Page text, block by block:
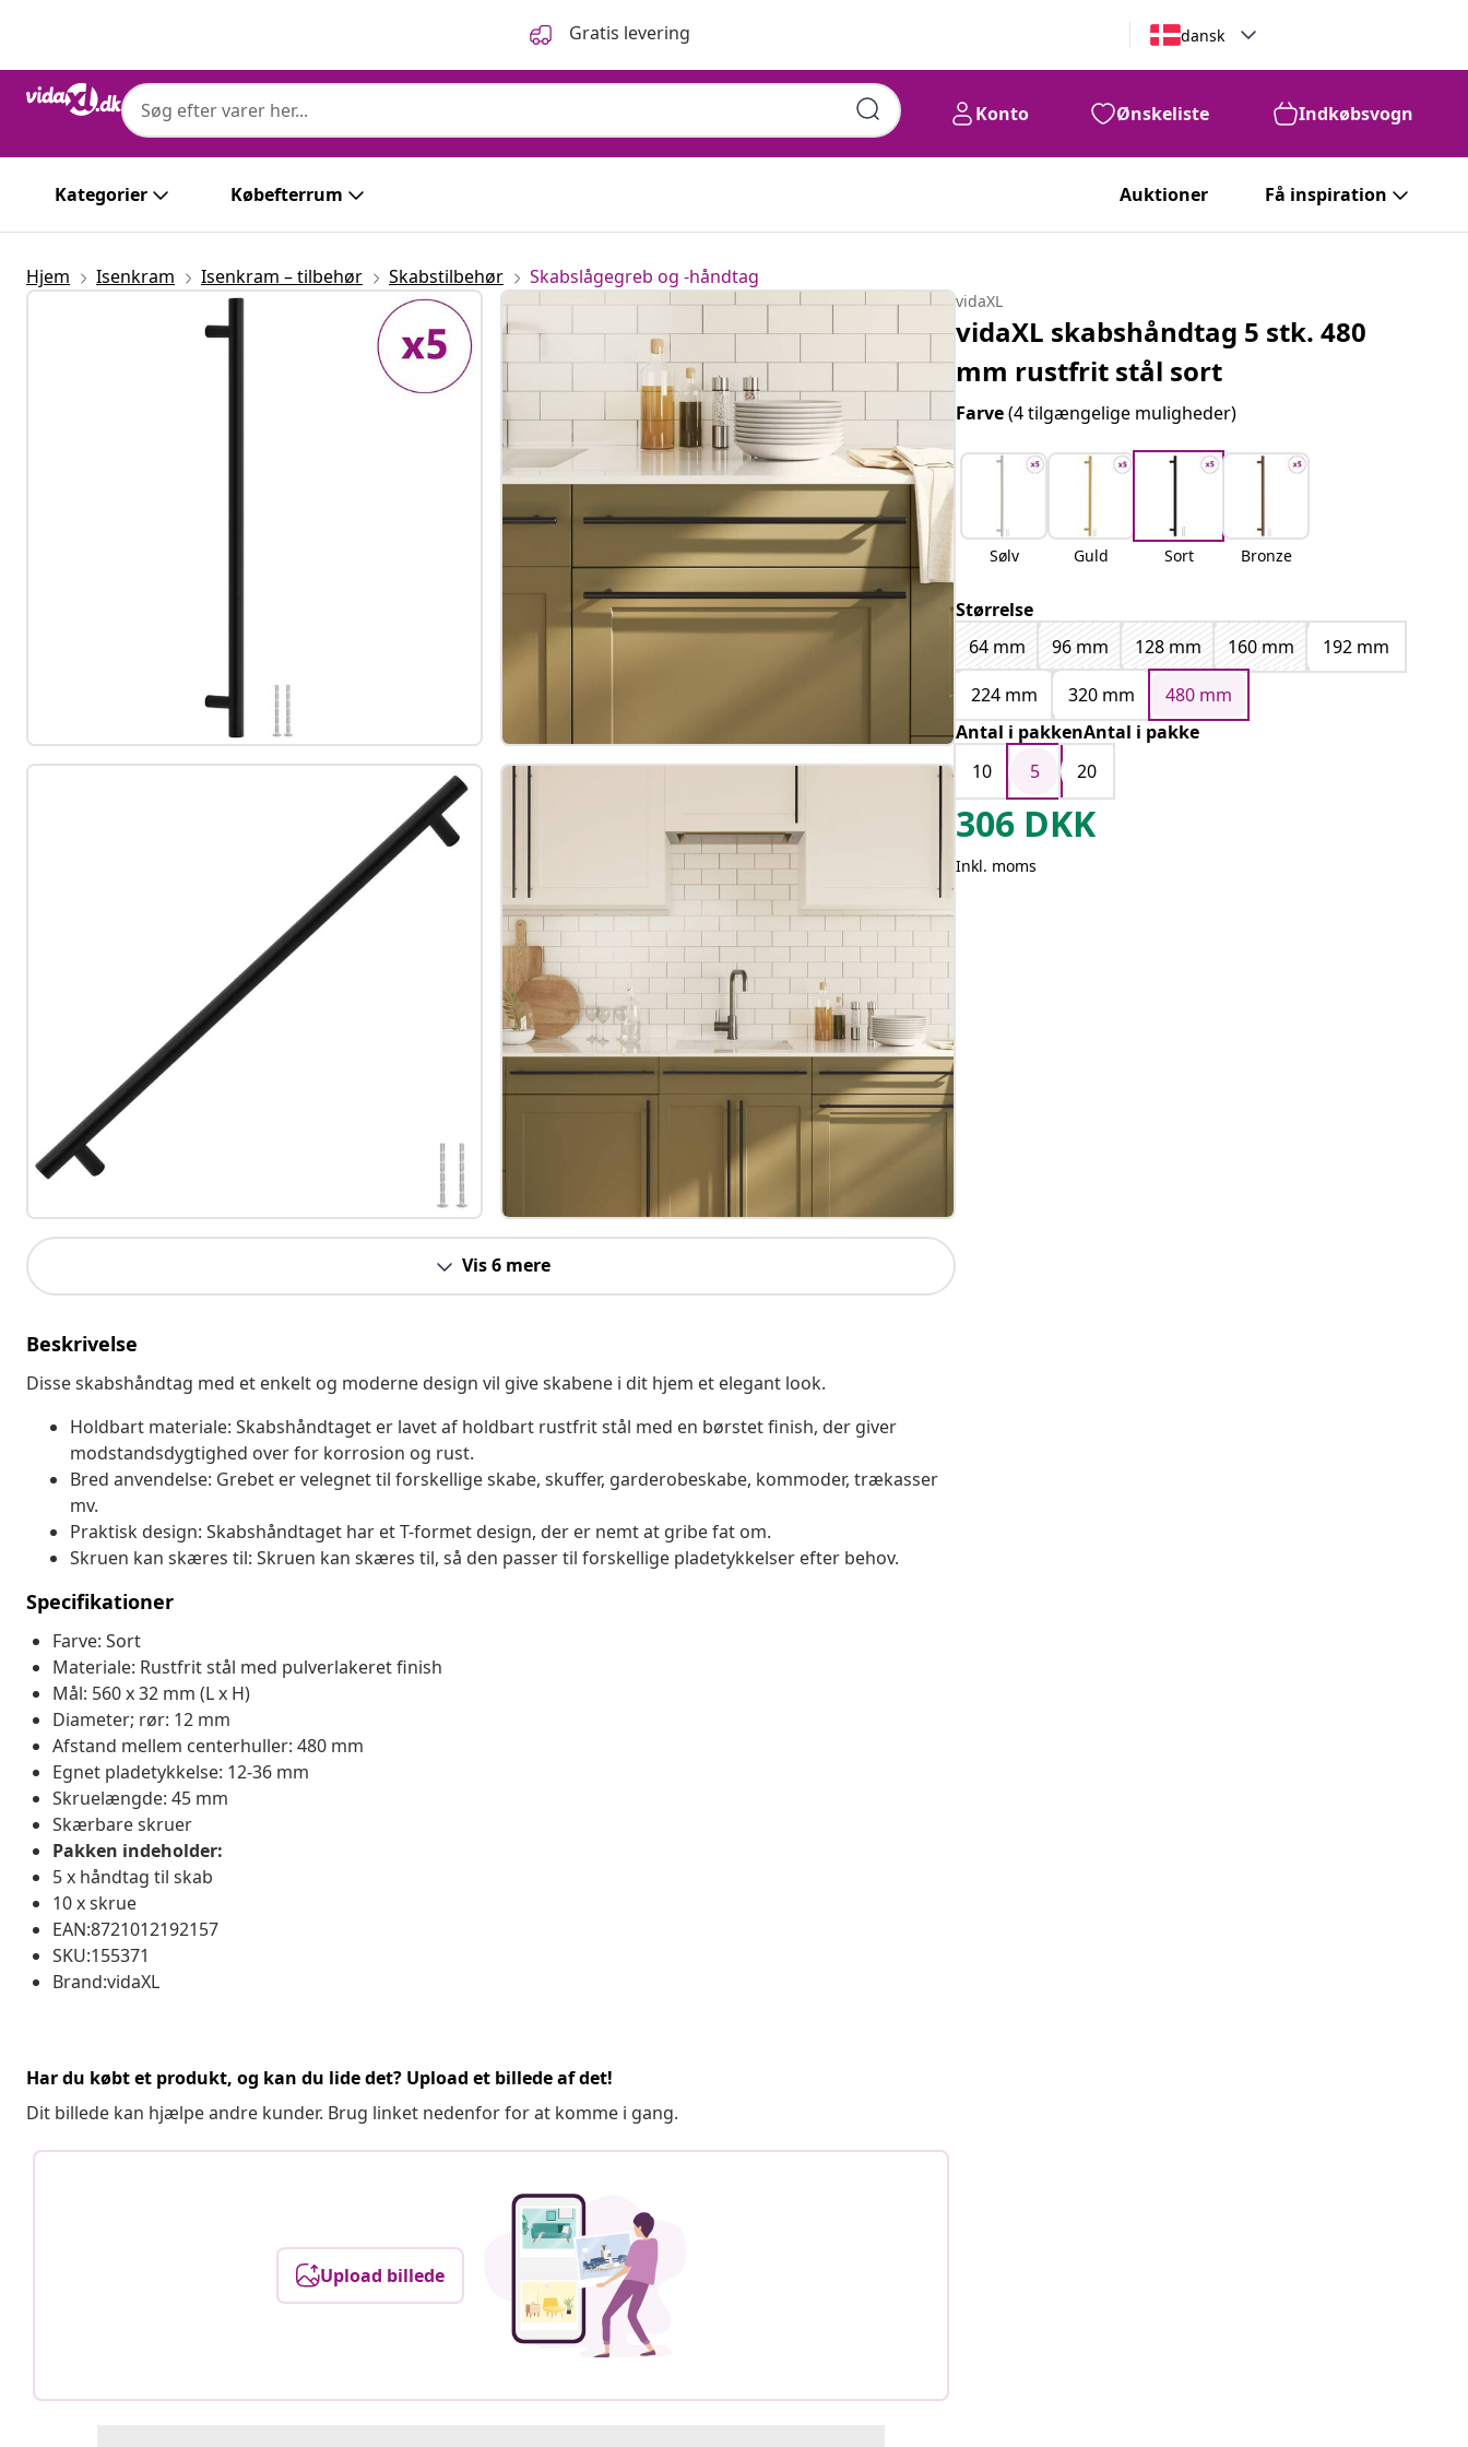
Gratis levering dansk
Konto Ønskeliste Indkøbsvogn
Kategorier Købefterrum Auktioner Få inspiration
Hjem Isenkram Isenkram – tilbehør Skabstilbehør Skabslågegreb og -håndtag
Vis 6 mere
Beskrivelse
Disse skabshåndtag med et enkelt og moderne design vil give skabene i dit hjem et elegant look.
Holdbart materiale: Skabshåndtaget er lavet af holdbart rustfrit stål med en børstet finish, der giver
modstandsdygtighed over for korrosion og rust.
Bred anvendelse: Grebet er velegnet til forskellige skabe, skuffer, garderobeskabe, kommoder, trækasser
mv.
Praktisk design: Skabshåndtaget har et T-formet design, der er nemt at gribe fat om.
Skruen kan skæres til: Skruen kan skæres til, så den passer til forskellige pladetykkelser efter behov.
Specifikationer
Farve: Sort
Materiale: Rustfrit stål med pulverlakeret finish
Mål: 560 x 32 mm (L x H)
Diameter; rør: 12 mm
Afstand mellem centerhuller: 480 mm
Egnet pladetykkelse: 12-36 mm
Skruelængde: 45 mm
Skærbare skruer
Pakken indeholder:
5 x håndtag til skab
10 x skrue
EAN:8721012192157
SKU:155371
Brand:vidaXL
Har du købt et produkt, og kan du lide det? Upload et billede af det!
Dit billede kan hjælpe andre kunder. Brug linket nedenfor for at komme i gang.
Upload billede
vidaXL
vidaXL skabshåndtag 5 stk. 480
mm rustfrit stål sort
Farve(4 tilgængelige muligheder)
Sølv Guld Sort Bronze
Størrelse
64 mm
96 mm 128 mm 160 mm
192 mm
224 mm
320 mm
480 mm
Antal i pakkenAntal i pakke
10
5 20
306 DKK
Inkl. moms